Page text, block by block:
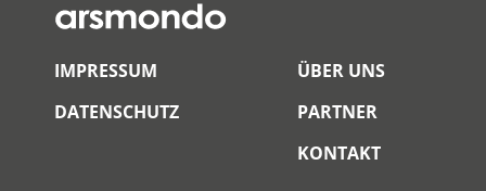
IMPRESSUM
DATENSCHUTZ
ÜBER UNS
PARTNER
KONTAKT